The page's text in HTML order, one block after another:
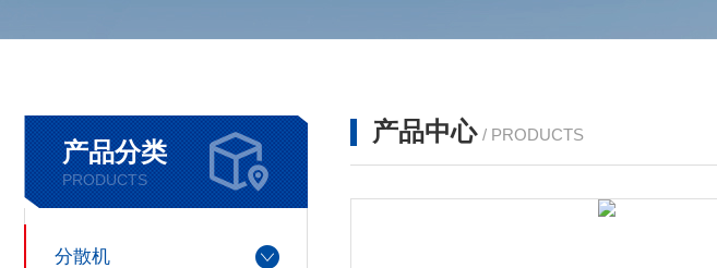
产品分类
PRODUCTS
分散机
产品中心 / PRODUCTS